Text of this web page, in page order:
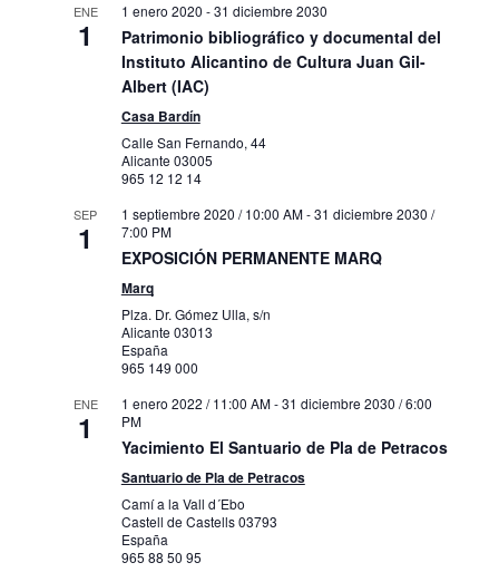
ENE
1
1 enero 2020 -31 diciembre 2030
Patrimonio bibliográfico y documental del
Instituto Alicantino de Cultura Juan Gil-
Albert (IAC)
Casa Bardín
Calle San Fernando, 44
Alicante 03005
965 12 12 14
SEP
1
1 septiembre 2020 / 10:00 AM-31 diciembre 2030 /
7:00 PM
EXPOSICIÓN PERMANENTE MARQ
Marq
Plza. Dr. Gómez Ulla, s/n
Alicante 03013
España
965 149 000
ENE
1
1 enero 2022 / 11:00 AM-31 diciembre 2030 / 6:00
PM
Yacimiento El Santuario de Pla de Petracos
Santuario de Pla de Petracos
Camí a la Vall d´Ebo
Castell de Castells03793
España
965 88 50 95